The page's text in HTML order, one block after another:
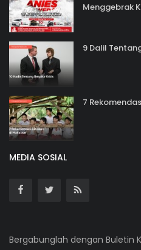
Menggebrak
9 Dalil
7
MEDIA SOSIAL
Bergabunglah dengan Buletin